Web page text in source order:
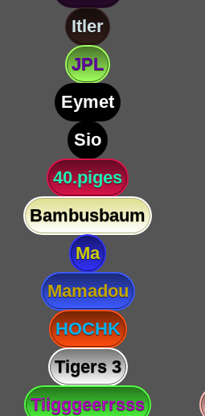
Itler
JPL
Eymet
Sio
40.piges
Bambusbaum
Ma
Mamadou
HOCHK
Tigers 3
Tiigggeerrsss